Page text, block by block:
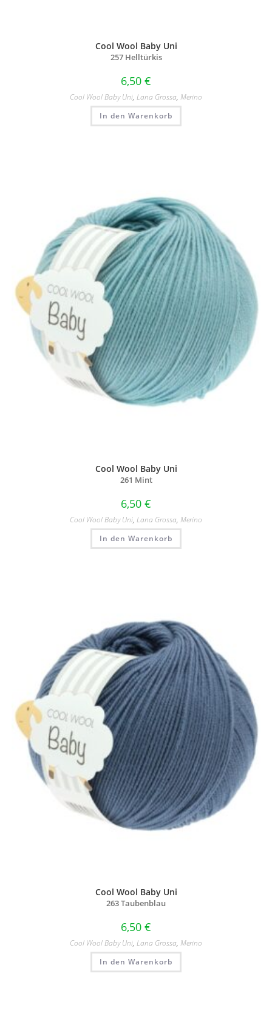
Cool Wool Baby Uni
257 Helltürkis
6,50 €
Cool Wool Baby Uni, Lana Grossa, Merino
In den Warenkorb
Cool Wool Baby Uni
261 Mint
6,50 €
Cool Wool Baby Uni, Lana Grossa, Merino
In den Warenkorb
Cool Wool Baby Uni
263 Taubenblau
6,50 €
Cool Wool Baby Uni, Lana Grossa, Merino
In den Warenkorb